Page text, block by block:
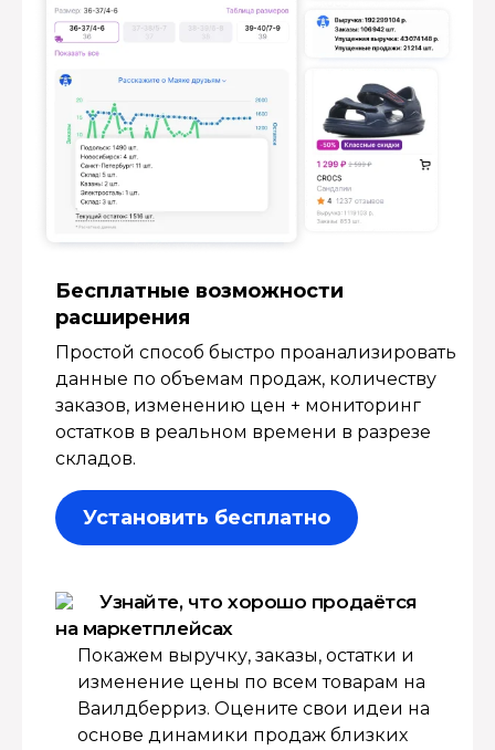
Бесплатные возмож­ности
расширения
Простой способ быстро проанализировать
данные по объемам продаж, количеству
заказов, изменению цен + мониторинг
остатков в реальном времени в разрезе
складов.
Установить бесплатно
Узнайте, что хорошо продаётся
на маркетплейсах
Покажем выручку, заказы, остатки и
изменение цены по всем товарам на
Ваилдберриз. Оцените свои идеи на
основе динамики продаж близких